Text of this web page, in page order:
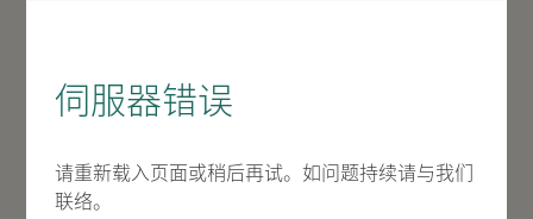
下载PDF
2026 年 3 月 5 日
伺服器错误
请重新载入页面或稍后再试。如问题持续请与我们
联络。